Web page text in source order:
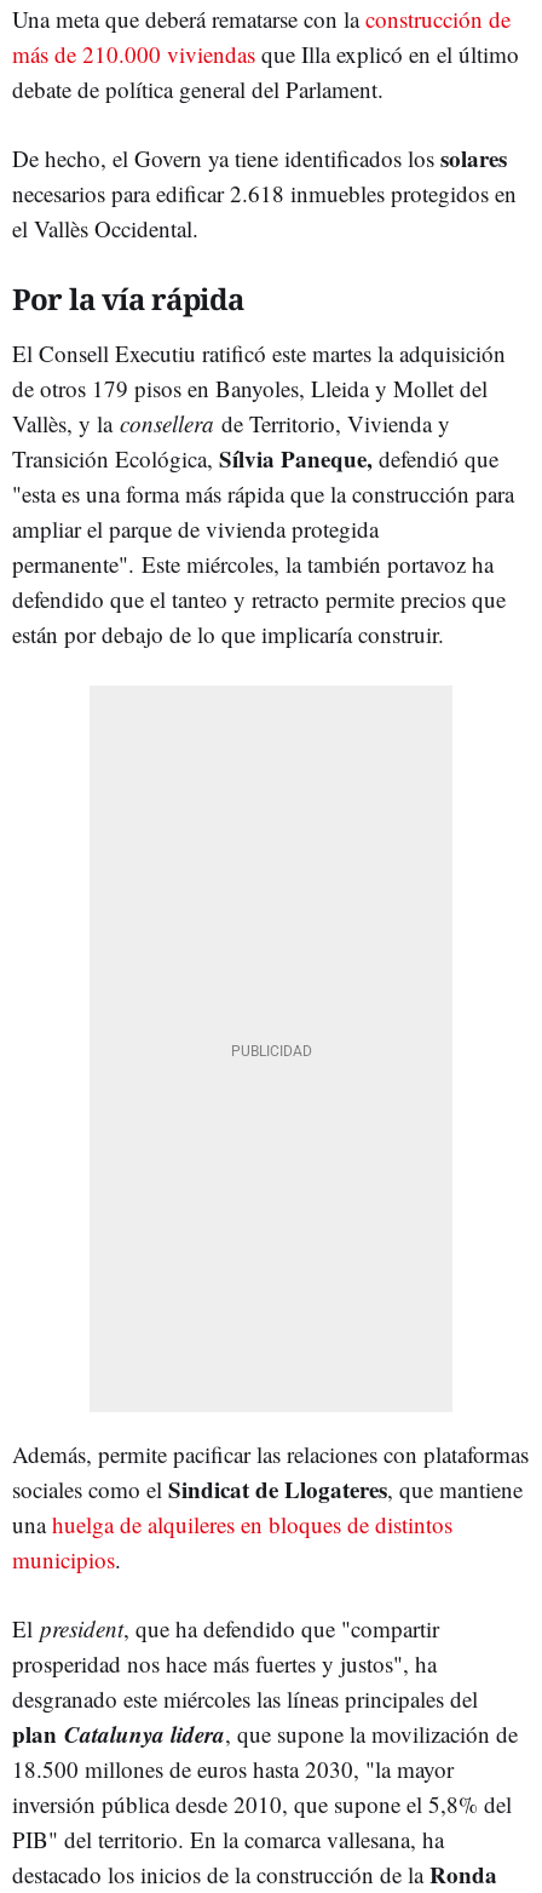
Una meta que deberá rematarse con laconstrucción de
más de 210.000 viviendas que Illa explicó en el último
debate de política general del Parlament.
De hecho, el Govern ya tiene identificados los solares
necesarios para edificar 2.618 inmuebles protegidos en
el Vallès Occidental.
Por la vía rápida
El Consell Executiu ratificó este martes la adquisición
de otros 179 pisos en Banyoles, Lleida y Mollet del
Vallès, y la consellera de Territorio, Vivienda y
Transición Ecológica, Sílvia Paneque, defendió que
"esta es una forma más rápida que la construcción para
ampliar el parque de vivienda protegida
permanente". Este miércoles, la también portavoz ha
defendido que el tanteo y retracto permite precios que
están por debajo de lo que implicaría construir.
Además, permite pacificar las relaciones con plataformas
sociales como el Sindicat de Llogateres, que mantiene
unahuelga de alquileres en bloques de distintos
municipios.
El president, que ha defendido que "compartir
prosperidad nos hace más fuertes y justos", ha
desgranado este miércoles las líneas principales del
plan Catalunya lidera, que supone la movilización de
18.500 millones de euros hasta 2030, "la mayor
inversión pública desde 2010, que supone el 5,8% del
PIB" del territorio. En la comarca vallesana, ha
destacado los inicios de la construcción de laRonda